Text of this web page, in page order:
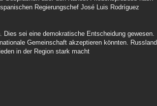
Regierungschef José Luis Rodríguez
sei eine demokratische Entscheidung gewesen.
Gemeinschaft akzeptieren könnten. Russland
in der Region stark macht